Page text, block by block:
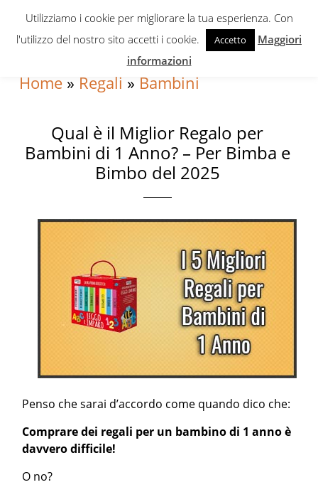
Skip
navigation
Skip
Skip
sidebar
Home » Regali » Bambini
Qual è il Miglior Regalo per
Bambini di 1 Anno? – Per Bimba e
Bimbo del 2025
Penso che sarai d’accordo come quando dico che:
Comprare dei regali per un bambino di 1 anno è
davvero difficile!
O no?
Utilizziamo i cookie per migliorare la tua esperienza. Con
l'utilizzo del nostro sito accetti i cookie.
Accetto
Maggiori
informazioni